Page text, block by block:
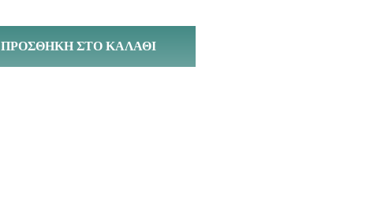
ΠΡΟΣΘΉΚΗ ΣΤΟ ΚΑΛΆΘΙ